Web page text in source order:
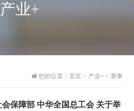
产业+
您的位置： 首页> 产业+ > 赛事
保障部 中华全国总工会 关于举